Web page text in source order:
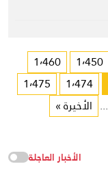
1٬450
1٬460
1٬474
1٬475
... الأخيرة »
الأخبار العاجلة